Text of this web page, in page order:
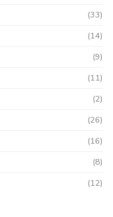
(33)
(14)
(9)
(11)
(2)
(26)
(16)
(8)
(12)